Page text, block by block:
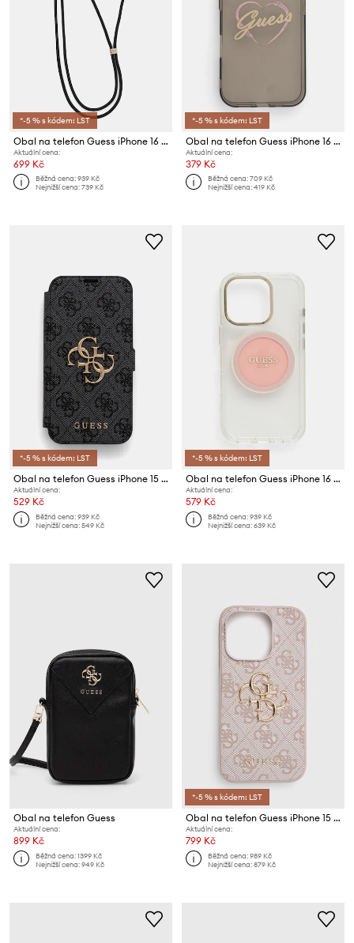
*-5 % s kódem: LST
Obal na telefon Guess iPhone 16 Pro
Aktuální cena:
699 Kč
Běžná cena:939 Kč
Nejnižší cena:739 Kč
*-5 % s kódem: LST
Obal na telefon Guess iPhone 16 6.1"
Aktuální cena:
379 Kč
Běžná cena:709 Kč
Nejnižší cena:419 Kč
*-5 % s kódem: LST
Obal na telefon Guess iPhone 15 Pro 6.1"
Aktuální cena:
529 Kč
Běžná cena:939 Kč
Nejnižší cena:549 Kč
*-5 % s kódem: LST
Obal na telefon Guess iPhone 16 Pro
Aktuální cena:
579 Kč
Běžná cena:939 Kč
Nejnižší cena:639 Kč
Obal na telefon Guess
Aktuální cena:
899 Kč
Běžná cena:1399 Kč
Nejnižší cena:949 Kč
*-5 % s kódem: LST
Obal na telefon Guess iPhone 15 Pro 6.1
Aktuální cena:
799 Kč
Běžná cena:989 Kč
Nejnižší cena:879 Kč